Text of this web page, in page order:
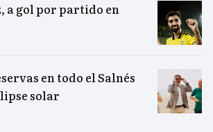
a gol por partido en
en todo el Salnés
solar